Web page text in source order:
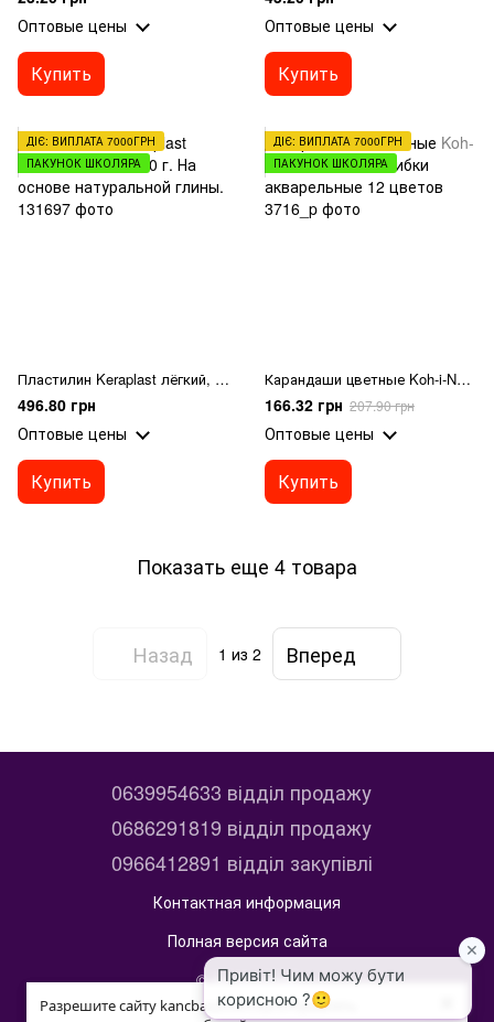
Разрешите сайту kancbaza.com.ua отправлять
Разрешите сайту kancbaza.com.ua отправлять
Оптовые цены
Купить
Оптовые цены
Купить
ДІЄ: ВИПЛАТА 7000ГРН
ПАКУНОК ШКОЛЯРА
Пластилин Keraplast лёгкий, белый, 400 г. На основе натуральной глины.
496.80 грн
Оптовые цены
Купить
ДІЄ: ВИПЛАТА 7000ГРН
ПАКУНОК ШКОЛЯРА
Карандаши цветные Koh-i-Noor Mondeluz Рибки акварельные 12 цветов
166.32 грн 207.90 грн
Оптовые цены
Купить
Показать еще 4 товара
Назад 1 из 2 Вперед
0639954633 відділ продажу
0686291819 відділ продажу
0966412891 відділ закупівлі
Контактная информация
Полная версия сайта
© 2014—2026
kancbaza